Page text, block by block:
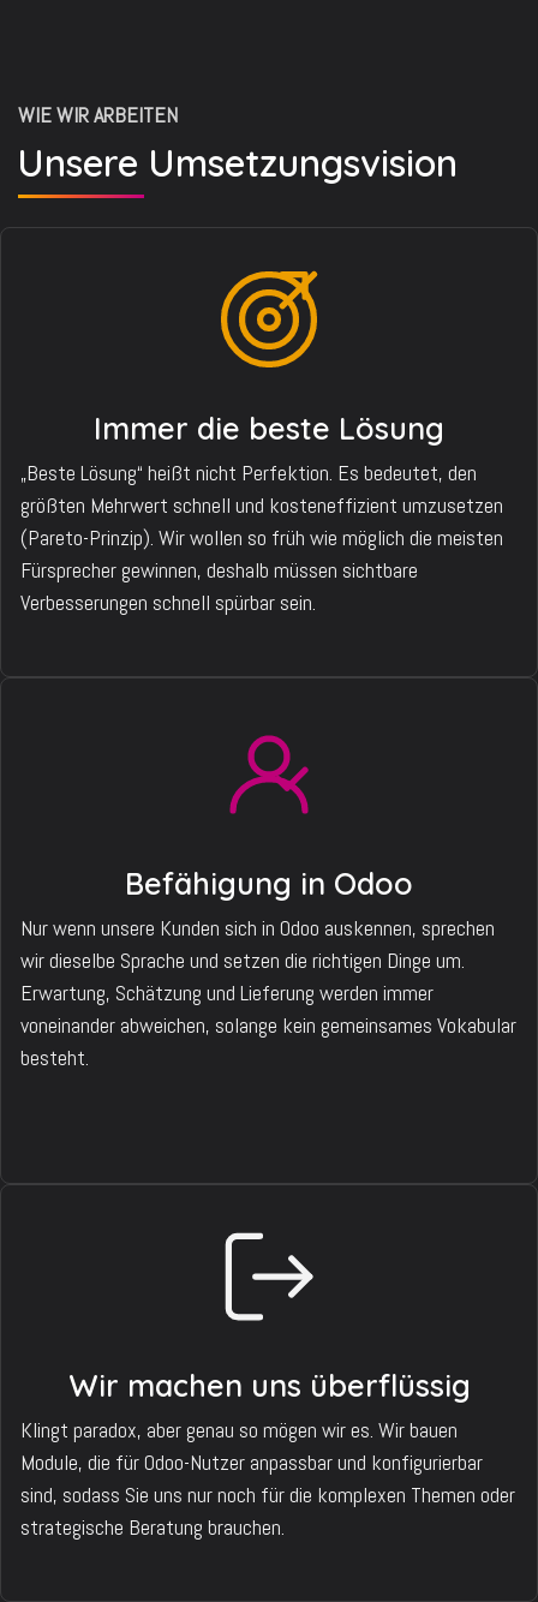
WIE WIR ARBEITEN
Unsere Umsetzungsvision
Immer die beste Lösung
„Beste Lösung“ heißt nicht Perfektion. Es bedeutet, den
größten Mehrwert schnell und kosteneffizient umzusetzen
(Pareto-Prinzip). Wir wollen so früh wie möglich die meisten
Fürsprecher gewinnen, deshalb müssen sichtbare
Verbesserungen schnell spürbar sein.
Befähigung in Odoo
Nur wenn unsere Kunden sich in Odoo auskennen, sprechen
wir dieselbe Sprache und setzen die richtigen Dinge um.
Erwartung, Schätzung und Lieferung werden immer
voneinander abweichen, solange kein gemeinsames Vokabular
besteht.
Wir machen uns überflüssig
Klingt paradox, aber genau so mögen wir es. Wir bauen
Module, die für Odoo-Nutzer anpassbar und konfigurierbar
sind, sodass Sie uns nur noch für die komplexen Themen oder
strategische Beratung brauchen.